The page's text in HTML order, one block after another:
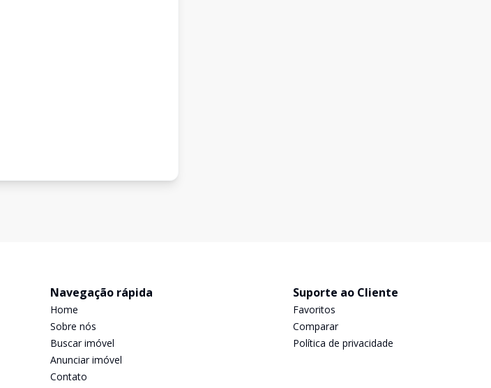
Navegação rápida
Home
Sobre nós
Buscar imóvel
Anunciar imóvel
Contato
Suporte ao Cliente
Favoritos
Comparar
Política de privacidade